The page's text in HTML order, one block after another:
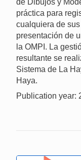
de Dibujos y
práctica para
cualquiera de
presentación de
la OMPI. La
resultante se
Sistema de La
Haya.
Publication year: